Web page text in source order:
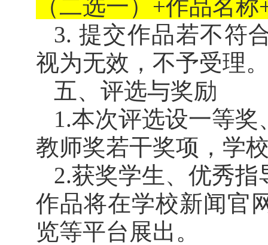
（二选一）+作品名
3. 提交作品若不符
视为无效，不予受理
五、评选与奖励
1.本次评选设一等
教师奖若干奖项，学
2.获奖学生、优秀
作品将在学校新闻官
览等平台展出。